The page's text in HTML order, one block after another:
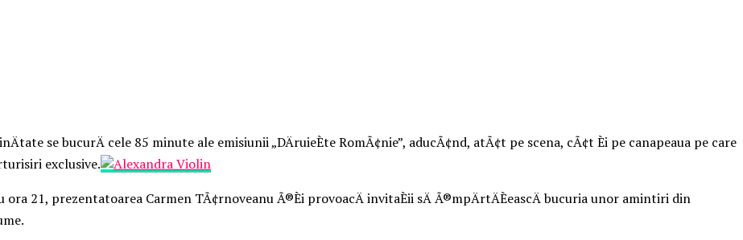
se bucurÄ cele 85 minute ale emisiunii „DÄruieÈte RomÃ¢nie”, aducÃ¢nd, atÃ¢t pe scena, cÃ¢t Èi pe canapeaua pe care
exclusive.
21, prezentatoarea Carmen TÃ¢rnoveanu Ã®Èi provoacÄ invitaÈii sÄ Ã®mpÄrtÄÈeascÄ bucuria unor amintiri din